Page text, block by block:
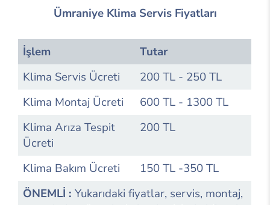
Ümraniye Klima Servis Fiyatları
İşlem
Tutar
Klima Servis Ücreti
200 TL - 250 TL
Klima Montaj Ücreti
600 TL - 1300 TL
Klima Arıza Tespit
Ücreti
200 TL
Klima Bakım Ücreti
150 TL -350 TL
ÖNEMLİ : Yukarıdaki fiyatlar, servis, montaj,